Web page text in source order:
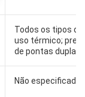
Todos os tipos de
uso térmico;
de pontas duplas
Não especificado